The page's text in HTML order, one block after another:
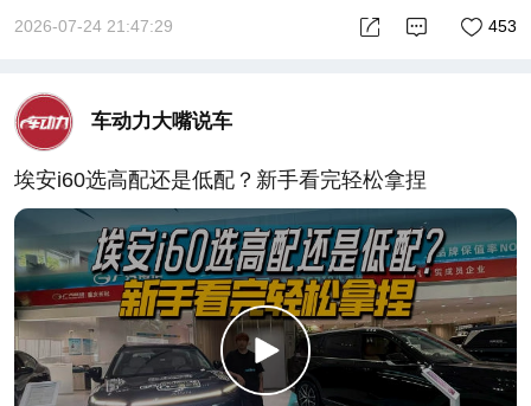
2026-07-24 21:47:29 453
车动力大嘴说车
埃安i60选高配还是低配？新手看完轻松拿捏